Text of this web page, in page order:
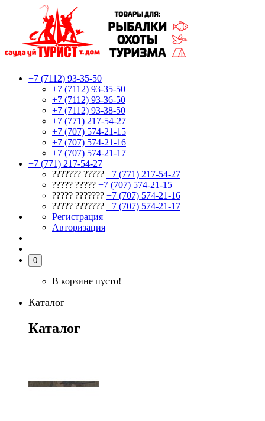
+7 (7112) 93-35-50
+7 (7112) 93-35-50
+7 (7112) 93-36-50
+7 (7112) 93-38-50
+7 (771) 217-54-27
+7 (707) 574-21-15
+7 (707) 574-21-16
+7 (707) 574-21-17
+7 (771) 217-54-27
??????? ????? +7 (771) 217-54-27
????? ????? +7 (707) 574-21-15
????? ??????? +7 (707) 574-21-16
????? ??????? +7 (707) 574-21-17
Регистрация
Авторизация
0
В корзине пусто!
Каталог
Каталог